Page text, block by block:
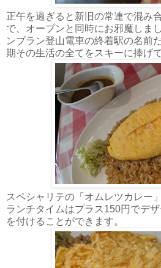
正午を過ぎると新旧の常連で混み
で、オープンと同時にお邪魔しま
ンブラン登山電車の終着駅の名前
期その生活の全てをスキーに捧げ
スペシャリテの「オムレツカレー
ランチタイムはプラス150円でデ
を付けることができます。